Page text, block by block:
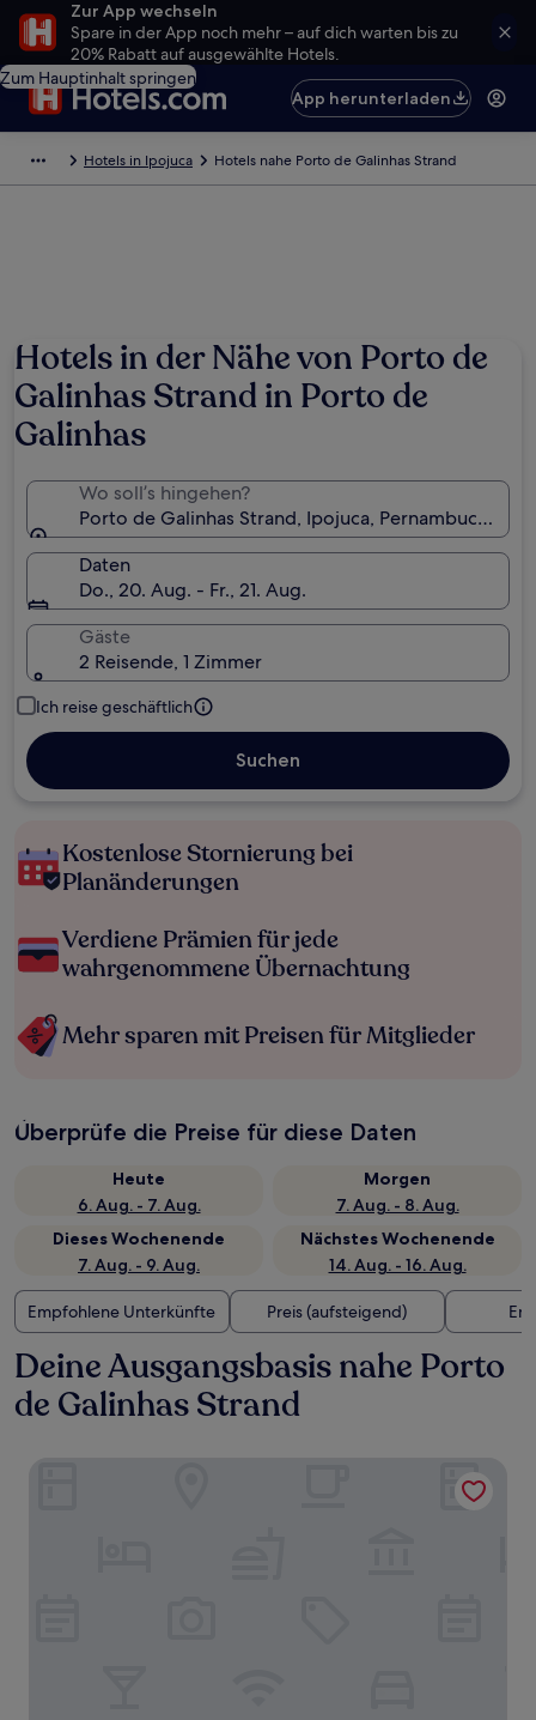
Zur App wechseln
Spare in der App noch mehr – auf dich warten bis zu
20% Rabatt auf ausgewählte Hotels.
Zum Hauptinhalt springen
App herunterladen
Hotels in Ipojuca Hotels nahe Porto de Galinhas Strand
Hotels in der Nähe von Porto de
Galinhas Strand in Porto de
Galinhas
Wo soll’s hingehen?
Porto de Galinhas Strand, Ipojuca, Pernambuco,
Daten
Do., 20. Aug. - Fr., 21. Aug.
Gäste
2 Reisende, 1 Zimmer
Ich reise geschäftlich
Suchen
Kostenlose Stornierung bei
Planänderungen
Verdiene Prämien für jede
wahrgenommene Übernachtung
Mehr sparen mit Preisen für Mitglieder
Überprüfe die Preise für diese Daten
Heute
6. Aug. - 7. Aug.
Morgen
7. Aug. - 8. Aug.
Dieses Wochenende
7. Aug. - 9. Aug.
Nächstes Wochenende
14. Aug. - 16. Aug.
Empfohlene Unterkünfte Preis (aufsteigend)
Deine Ausgangsbasis nahe Porto
de Galinhas Strand